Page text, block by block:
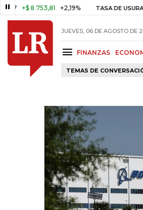
+$ 8.753,81 +2,19% TASA DE USURA
JUEVES, 06 DE AGOSTO DE
FINANZAS
TEMAS DE